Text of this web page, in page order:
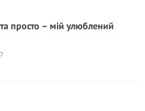
просто – мій улюблений